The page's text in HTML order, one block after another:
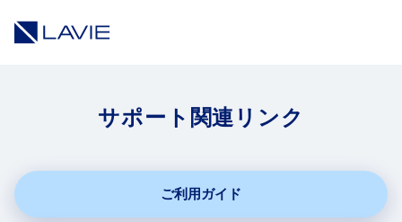
サポート関連リンク
ご利用ガイド